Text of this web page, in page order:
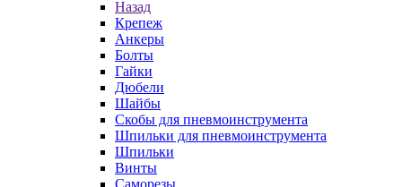
Назад
Крепеж
Анкеры
Болты
Гайки
Дюбели
Шайбы
Скобы для пневмоинструмента
Шпильки для пневмоинструмента
Шпильки
Винты
Саморезы